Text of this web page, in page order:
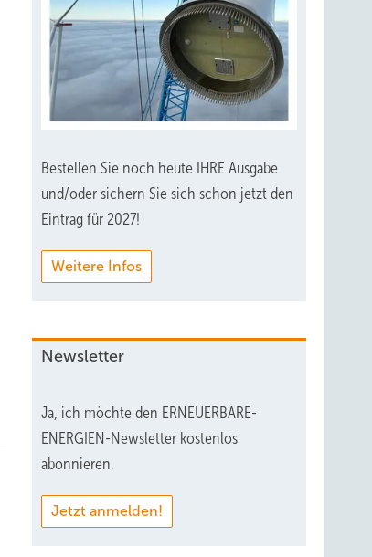
Bestellen Sie noch heute IHRE Ausgabe
und/oder sichern Sie sich schon jetzt den
Eintrag für 2027!
Weitere Infos
Newsletter
Ja, ich möchte den ERNEUERBARE-
ENERGIEN-Newsletter kostenlos
abonnieren.
Jetzt anmelden!